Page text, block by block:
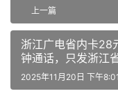
上一篇
浙江广电省内卡28
钟通话，只发浙江
2025年11月20日 下午8:01